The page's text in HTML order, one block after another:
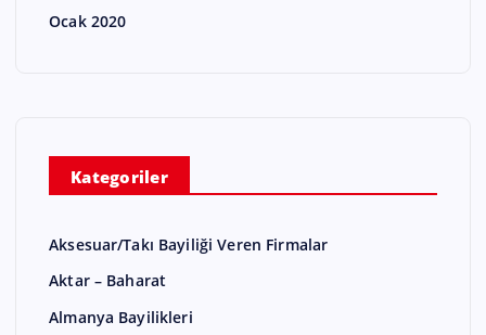
Ocak 2020
Kategoriler
Aksesuar/Takı Bayiliği Veren Firmalar
Aktar – Baharat
Almanya Bayilikleri